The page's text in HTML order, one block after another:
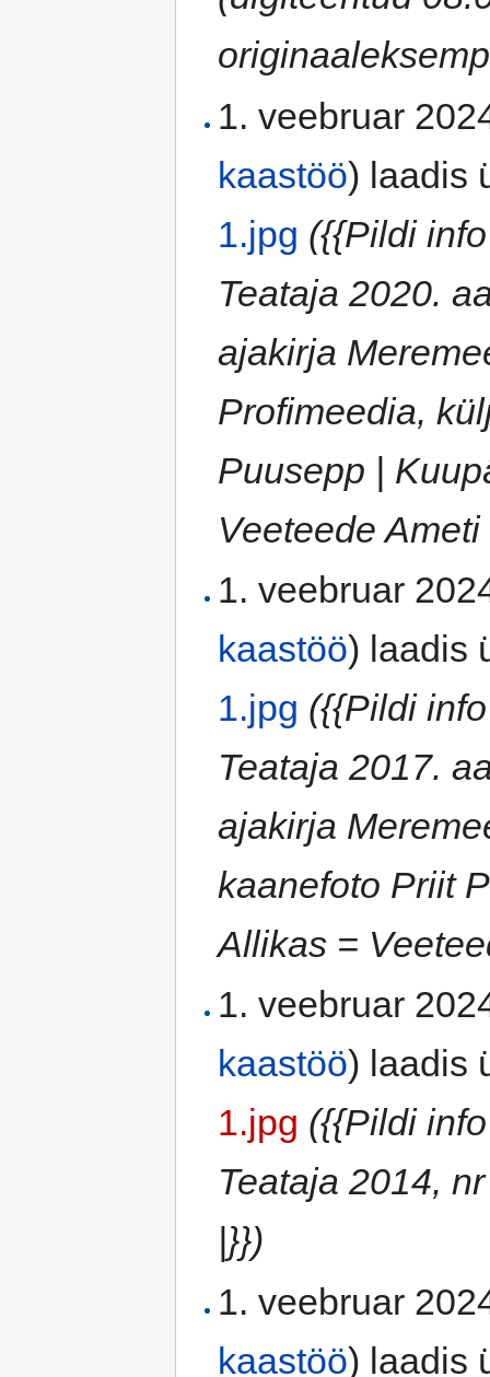
1. veebruar
kaastöö) laadis
1.jpg ({{Pildi
Teataja 2020.
ajakirja
Profimeedia,
Puusepp |
Veeteede
1. veebruar
kaastöö) laadis
1.jpg ({{Pildi
Teataja 2017.
ajakirja
kaanefoto Priit
Allikas =
1. veebruar
kaastöö) laadis
1.jpg ({{Pildi
Teataja 2014,
|}})
1. veebruar
kaastöö) laadis